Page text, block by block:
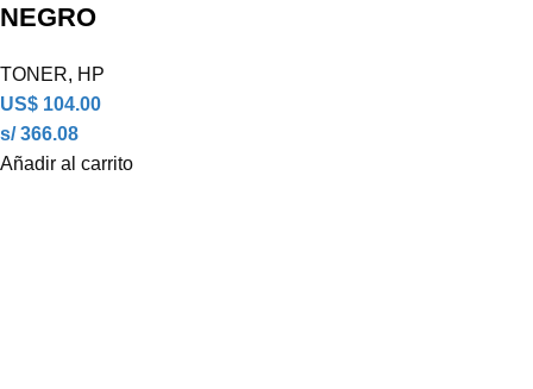
NEGRO
TONER, HP
US$ 104.00
s/ 366.08
Añadir al carrito